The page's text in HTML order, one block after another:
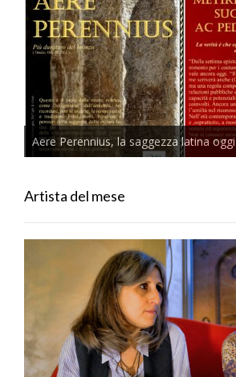
Aere Perennius, la saggezza latina oggi
Artista del mese